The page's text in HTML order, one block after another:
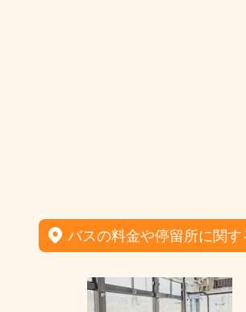
バスの料金や停留所に関す